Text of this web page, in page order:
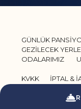
GÜNLÜK
GEZİLECEK
ODALARIMIZ
KVKK İPTAL &